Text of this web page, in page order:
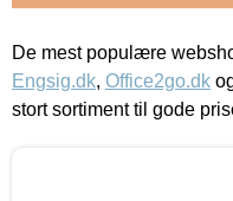
De mest populære
Engsig.dk, Office2go.dk
stort sortiment til gode